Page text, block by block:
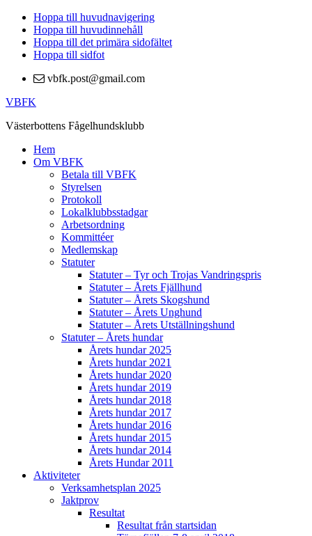
Hoppa till huvudnavigering
Hoppa till huvudinnehåll
Hoppa till det primära sidofältet
Hoppa till sidfot
vbfk.post@gmail.com
VBFK
Västerbottens Fågelhundsklubb
Hem
Om VBFK
Betala till VBFK
Styrelsen
Protokoll
Lokalklubbsstadgar
Arbetsordning
Kommittéer
Medlemskap
Statuter
Statuter – Tyr och Trojas Vandringspris
Statuter – Årets Fjällhund
Statuter – Årets Skogshund
Statuter – Årets Unghund
Statuter – Årets Utställningshund
Statuter – Årets hundar
Årets hundar 2025
Årets hundar 2021
Årets hundar 2020
Årets hundar 2019
Årets hundar 2018
Årets hundar 2017
Årets hundar 2016
Årets hundar 2015
Årets hundar 2014
Årets Hundar 2011
Aktiviteter
Verksamhetsplan 2025
Jaktprov
Resultat
Resultat från startsidan